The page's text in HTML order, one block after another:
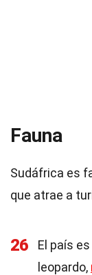
Fauna
Sudáfrica es
que atrae a
26
El país
leopardo,